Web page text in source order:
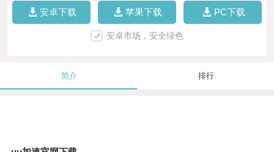
安卓下载 苹果下载 PC下载
安卓市场，安全绿色
简介 排行